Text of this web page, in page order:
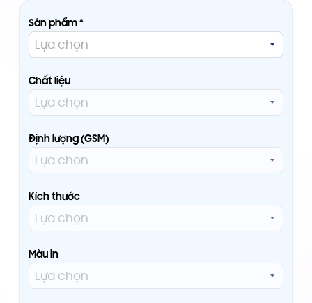
Sản phẩm *
Chất liệu
Định lượng (GSM)
Kích thước
Màu in